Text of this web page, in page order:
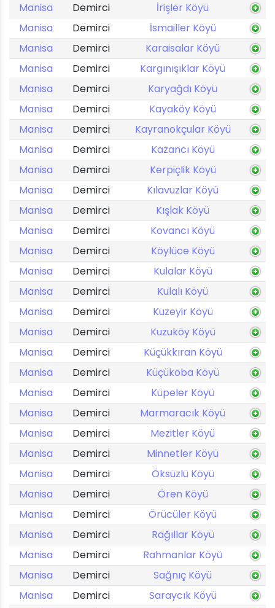
Manisa
Demirci
İrişler Köyü
Manisa
Demirci
İsmailler Köyü
Manisa
Demirci
Karaisalar Köyü
Manisa
Demirci
Kargınışıklar Köyü
Manisa
Demirci
Karyağdı Köyü
Manisa
Demirci
Kayaköy Köyü
Manisa
Demirci
Kayranokçular Köyü
Manisa
Demirci
Kazancı Köyü
Manisa
Demirci
Kerpiçlik Köyü
Manisa
Demirci
Kılavuzlar Köyü
Manisa
Demirci
Kışlak Köyü
Manisa
Demirci
Kovancı Köyü
Manisa
Demirci
Köylüce Köyü
Manisa
Demirci
Kulalar Köyü
Manisa
Demirci
Kulalı Köyü
Manisa
Demirci
Kuzeyir Köyü
Manisa
Demirci
Kuzuköy Köyü
Manisa
Demirci
Küçükkıran Köyü
Manisa
Demirci
Küçükoba Köyü
Manisa
Demirci
Küpeler Köyü
Manisa
Demirci
Marmaracık Köyü
Manisa
Demirci
Mezitler Köyü
Manisa
Demirci
Minnetler Köyü
Manisa
Demirci
Öksüzlü Köyü
Manisa
Demirci
Ören Köyü
Manisa
Demirci
Örücüler Köyü
Manisa
Demirci
Rağıllar Köyü
Manisa
Demirci
Rahmanlar Köyü
Manisa
Demirci
Sağnıç Köyü
Manisa
Demirci
Saraycık Köyü